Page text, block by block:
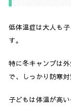
低体温症は大人も
す。
特に冬キャンプは
で、しっかり防寒
子どもは体温が高